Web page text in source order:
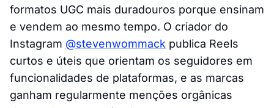
formatos UGC mais duradouros porque ensinam
e vendem ao mesmo tempo. O criador do
Instagram @stevenwommack publica Reels
curtos e úteis que orientam os seguidores em
funcionalidades de plataformas, e as marcas
ganham regularmente menções orgânicas